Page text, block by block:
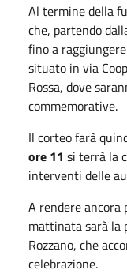
Al termine della
che, partendo
fino a
situato in via
Rossa, dove
commemorative.
Il corteo farà
ore 11 si terrà la
interventi delle
A rendere ancora
mattinata sarà la
Rozzano, che
celebrazione.